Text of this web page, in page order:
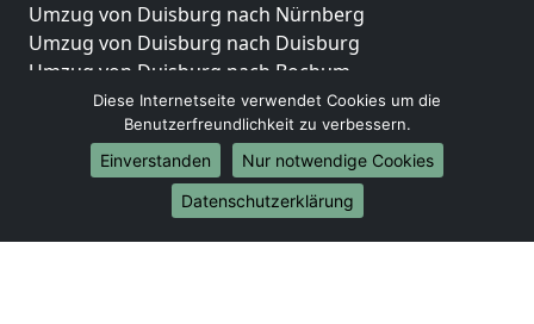
Umzug von Duisburg nach Nürnberg
Umzug von Duisburg nach Duisburg
Umzug von Duisburg nach Bochum
Umzug von Duisburg nach Wuppertal
Umzug von Duisburg nach Bielefeld
Umzug von Duisburg nach Bonn
Umzug von Duisburg nach Münster
Diese Internetseite verwendet Cookies um die
Benutzerfreundlichkeit zu verbessern.
Einverstanden
Nur notwendige Cookies
Datenschutzerklärung